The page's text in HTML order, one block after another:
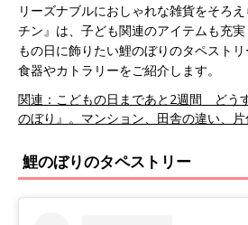
リーズナブルにおしゃれな雑貨をそろ
チン』は、子ども関連のアイテムも充
もの日に飾りたい鯉のぼりのタペスト
食器やカトラリーをご紹介します。
関連：こどもの日まであと2週間 どう
のぼり』。マンション、田舎の違い、
鯉のぼりのタペストリー